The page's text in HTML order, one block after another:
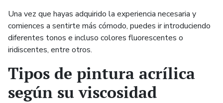
Una vez que hayas adquirido la experiencia necesaria y
comiences a sentirte más cómodo, puedes ir introduciendo
diferentes tonos e incluso colores fluorescentes o
iridiscentes, entre otros.
Tipos de pintura acrílica
según su viscosidad